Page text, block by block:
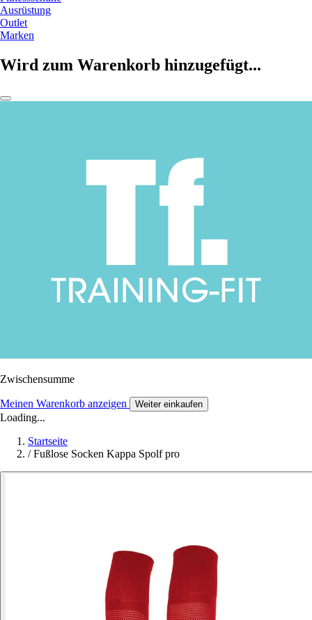
Ausrüstung
Outlet
Marken
Wird zum Warenkorb hinzugefügt...
Zwischensumme
Meinen Warenkorb anzeigen Weiter einkaufen
Loading...
Startseite
/ Fußlose Socken Kappa Spolf pro